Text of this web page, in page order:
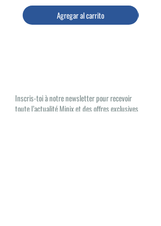
Agregar al carrito
Inscris-toi à notre newsletter pour recevoir
toute l’actualité Minix et des offres exclusives